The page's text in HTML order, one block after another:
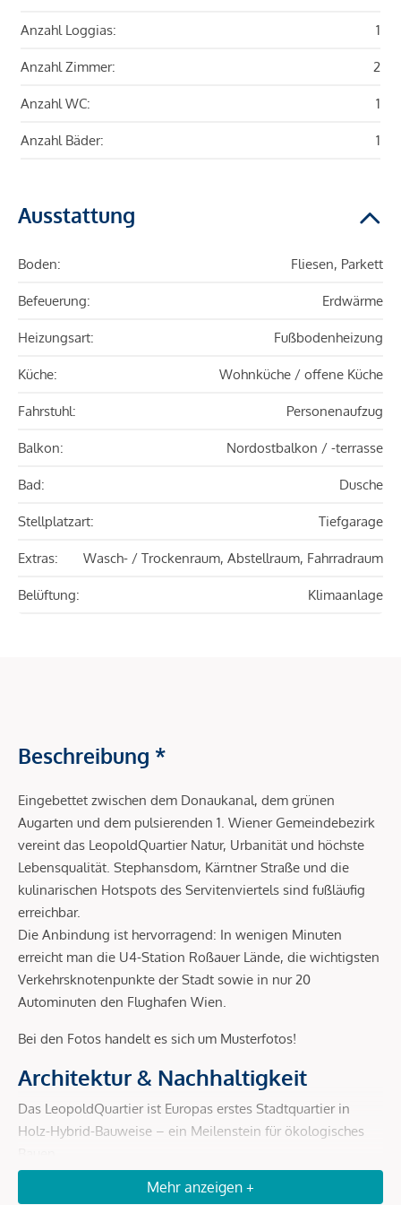
Anzahl Loggias: 1
Anzahl Zimmer: 2
Anzahl WC: 1
Anzahl Bäder: 1
Ausstattung
Boden: Fliesen, Parkett
Befeuerung: Erdwärme
Heizungsart: Fußbodenheizung
Küche: Wohnküche / offene Küche
Fahrstuhl: Personenaufzug
Balkon: Nordostbalkon / -terrasse
Bad: Dusche
Stellplatzart: Tiefgarage
Extras: Wasch- / Trockenraum, Abstellraum, Fahrradraum
Belüftung: Klimaanlage
Beschreibung *
Eingebettet zwischen dem Donaukanal, dem grünen
Augarten und dem pulsierenden 1. Wiener Gemeindebezirk
vereint das LeopoldQuartier Natur, Urbanität und höchste
Lebensqualität. Stephansdom, Kärntner Straße und die
kulinarischen Hotspots des Servitenviertels sind fußläufig
erreichbar.
Die Anbindung ist hervorragend: In wenigen Minuten
erreicht man die U4-Station Roßauer Lände, die wichtigsten
Verkehrsknotenpunkte der Stadt sowie in nur 20
Autominuten den Flughafen Wien.
Bei den Fotos handelt es sich um Musterfotos!
Architektur & Nachhaltigkeit
Das LeopoldQuartier ist Europas erstes Stadtquartier in
Holz-Hybrid-Bauweise – ein Meilenstein für ökologisches
Holz-Hybrid-Konstruktion:bis zu 80 % weniger CO²-
Mehr anzeigen +